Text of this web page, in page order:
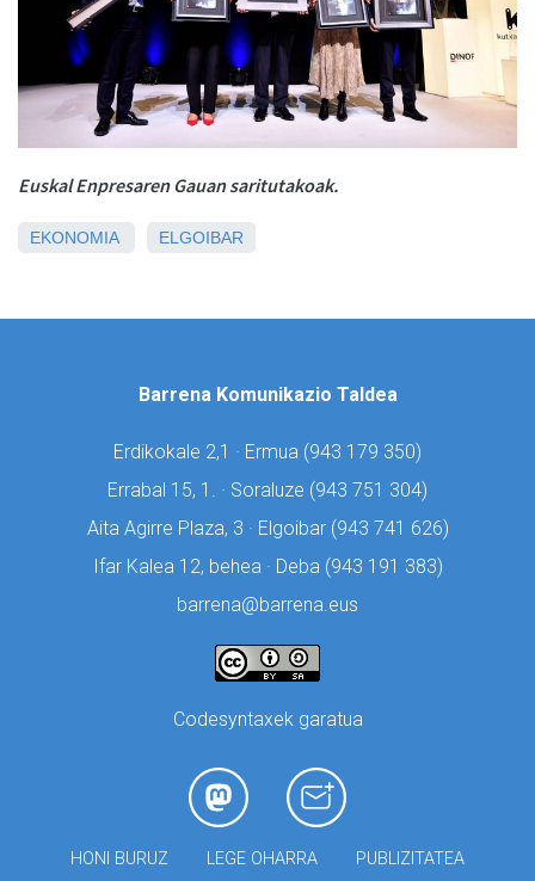
Euskal Enpresaren Gauan saritutakoak.
EKONOMIA ELGOIBAR
Barrena Komunikazio Taldea
Erdikokale 2,1 · Ermua (943 179 350)
Errabal 15, 1. · Soraluze (943 751 304)
Aita Agirre Plaza, 3 · Elgoibar (943 741 626)
Ifar Kalea 12, behea · Deba (943 191 383)
barrena@barrena.eus
Codesyntaxek garatua
HONI BURUZ LEGE OHARRA PUBLIZITATEA